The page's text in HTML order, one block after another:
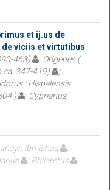
et ij.us de
viciis et virtutibus
463)
; Origenes (
ca. 347-419)
;
: Hispalensis
)
; Cyprianus,
ibn Ishaq
; Philaretus